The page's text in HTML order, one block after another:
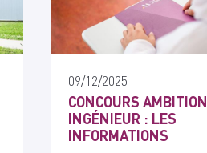
09/12/2025
CONCOURS AMBITION
INGÉNIEUR : LES
INFORMATIONS